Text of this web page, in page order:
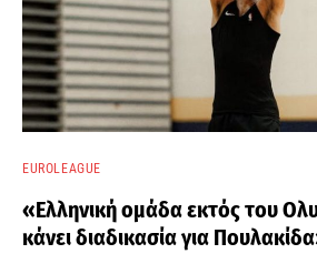
EUROLEAGUE
«Ελληνική ομάδα εκτός του
κάνει διαδικασία για